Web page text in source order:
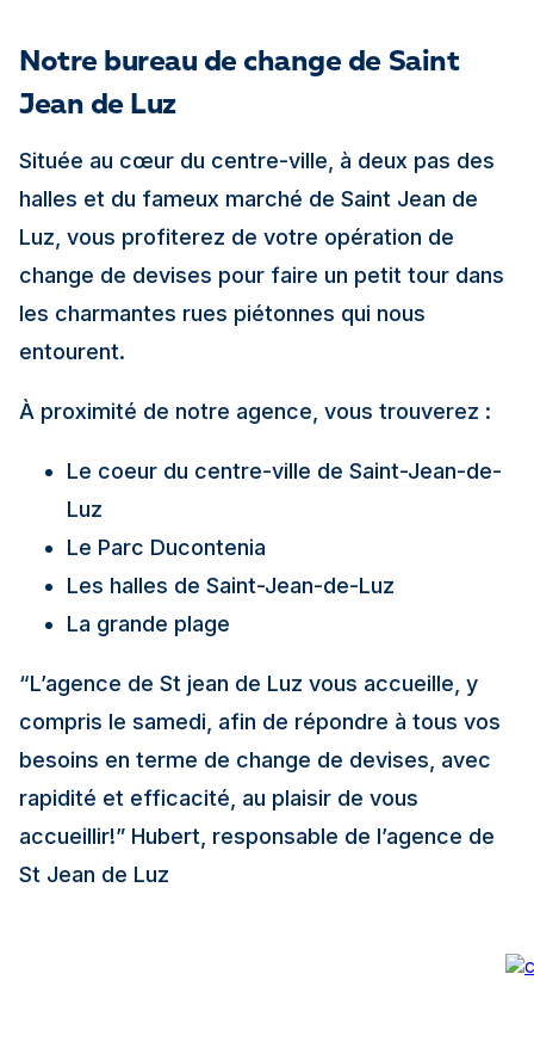
Notre bureau de change de Saint
Jean de Luz
Située au cœur du centre-ville, à deux pas des
halles et du fameux marché de Saint Jean de
Luz, vous profiterez de votre opération de
change de devises pour faire un petit tour dans
les charmantes rues piétonnes qui nous
entourent.
À proximité de notre agence, vous trouverez :
Le coeur du centre-ville de Saint-Jean-de-
Luz
Le Parc Ducontenia
Les halles de Saint-Jean-de-Luz
La grande plage
“L’agence de St jean de Luz vous accueille, y
compris le samedi, afin de répondre à tous vos
besoins en terme de change de devises, avec
rapidité et efficacité, au plaisir de vous
accueillir!” Hubert, responsable de l’agence de
St Jean de Luz